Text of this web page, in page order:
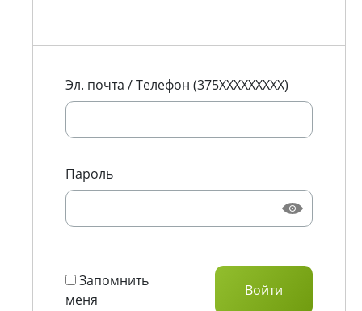
Эл. почта / Телефон (375XXXXXXXXX)
Пароль
Запомнить
меня